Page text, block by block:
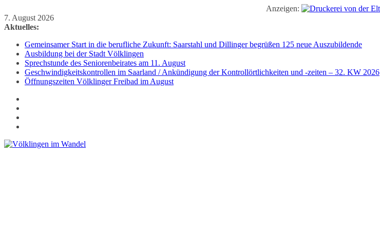
Anzeigen:
Zum
Inhalt
7. August 2026
Aktuelles:
Gemeinsamer Start in die berufliche Zukunft: Saarstahl und Dillinger begrüßen 125 neue Auszubildende
Ausbildung bei der Stadt Völklingen
Sprechstunde des Seniorenbeirates am 11. August
Geschwindigkeitskontrollen im Saarland / Ankündigung der Kontrollörtlichkeiten und -zeiten – 32. KW 2026
Öffnungszeiten Völklinger Freibad im August